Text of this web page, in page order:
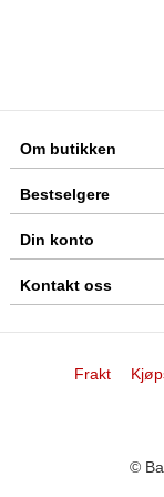
Om butikken
Bestselgere
Din konto
Kontakt oss
Frakt
©